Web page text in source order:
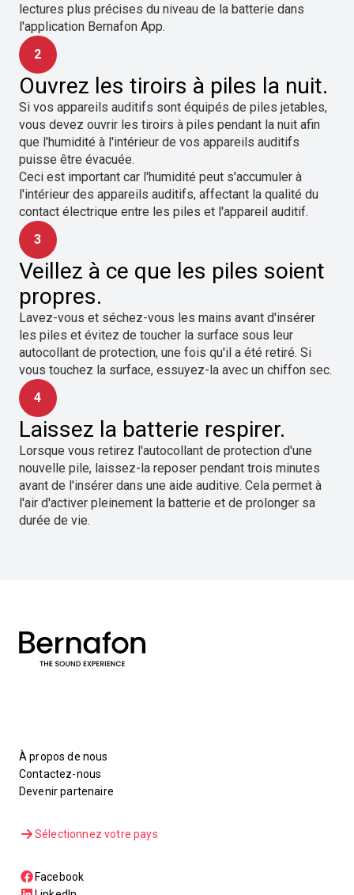
lectures plus précises du niveau de la batterie dans
l'application Bernafon App.
2
Ouvrez les tiroirs à piles la nuit.
Si vos appareils auditifs sont équipés de piles jetables,
vous devez ouvrir les tiroirs à piles pendant la nuit afin
que l'humidité à l'intérieur de vos appareils auditifs
puisse être évacuée.
Ceci est important car l'humidité peut s'accumuler à
l'intérieur des appareils auditifs, affectant la qualité du
contact électrique entre les piles et l'appareil auditif.
3
Veillez à ce que les piles soient
propres.
Lavez-vous et séchez-vous les mains avant d'insérer
les piles et évitez de toucher la surface sous leur
autocollant de protection, une fois qu'il a été retiré. Si
vous touchez la surface, essuyez-la avec un chiffon sec.
4
Laissez la batterie respirer.
Lorsque vous retirez l'autocollant de protection d'une
nouvelle pile, laissez-la reposer pendant trois minutes
avant de l'insérer dans une aide auditive. Cela permet à
l'air d'activer pleinement la batterie et de prolonger sa
durée de vie.
À propos de nous
Contactez-nous
Devenir partenaire
Sélectionnez votre pays
Facebook